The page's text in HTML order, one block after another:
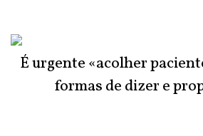
É urgente «acolher
formas de dizer e